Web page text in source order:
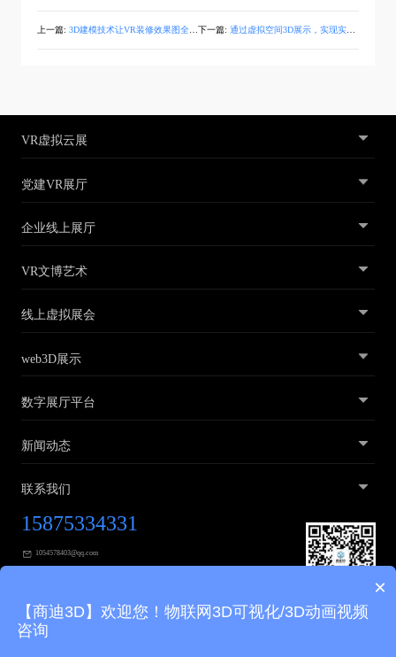
上一篇: 3D建模技术让VR装修效果图全景图更真实呈现 下一篇: 通过虚拟空间3D展示，实现实景还原的VR装修效果图
VR虚拟云展
党建VR展厅
企业线上展厅
VR文博艺术
线上虚拟展会
web3D展示
数字展厅平台
新闻动态
联系我们
15875334331
1054578403@qq.com
友情链接
×
【商迪3D】欢迎您！物联网3D可视化/3D动画视频
咨询